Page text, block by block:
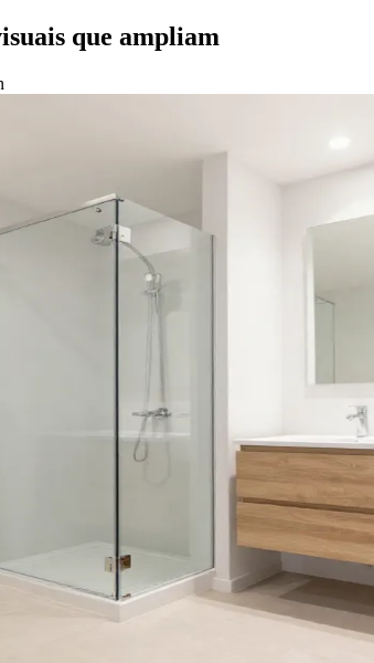
que ampliam